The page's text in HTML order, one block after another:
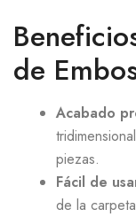
de
Acabado
piezas.
Fácil de
de la